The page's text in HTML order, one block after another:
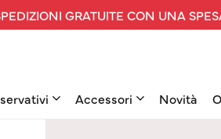
GRATUITE CON UNA
Accessori Novità